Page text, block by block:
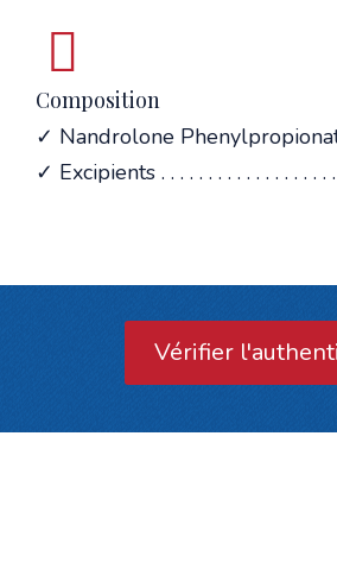
Composition
✓ Nandrolone
✓ Excipients . . . . . . . . . . . . . . . . . .
Vérifier